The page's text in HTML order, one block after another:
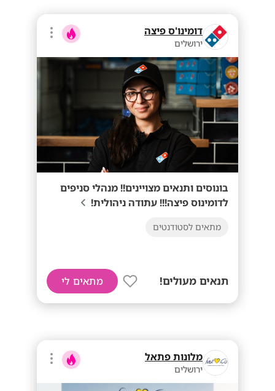
דומינו'ס פיצה
ירושלים
בונוסים ותנאים מצויינים!! מנהלי סניפים
לדומינוס פיצה!!! עתודה ניהולית!
מתאים לסטודנטים
תנאים מעולים! מתאים לי
מלונות פתאל
ירושלים